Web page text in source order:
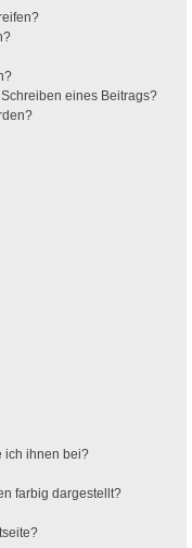
eines Beitrags?
ich ihnen bei?
farbig dargestellt?